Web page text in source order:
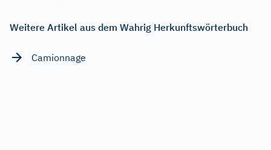
Weitere Artikel aus dem Wahrig Herkunftswörterbuch
Camionnage